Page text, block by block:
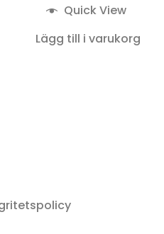
Quick View
Lägg till i varukorg